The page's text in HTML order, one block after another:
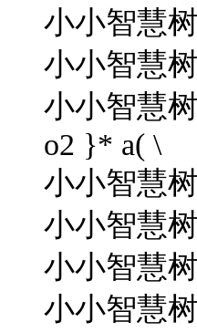
小小智慧
小小智慧
小小智慧
o2 }* a( \
小小智慧
小小智慧
小小智慧
小小智慧